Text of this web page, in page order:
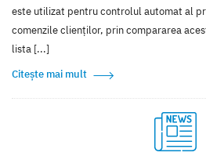
este utilizat pentru controlul automat al
comenzile clienților, prin compararea
lista [...]
Citește mai mult